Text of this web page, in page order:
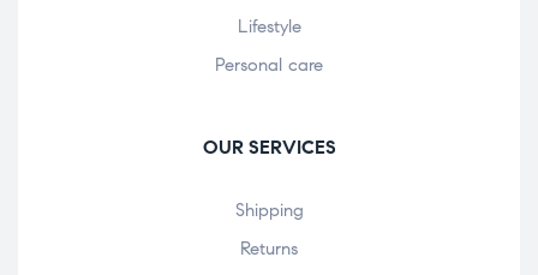
Lifestyle
Personal care
OUR SERVICES
Shipping
Returns